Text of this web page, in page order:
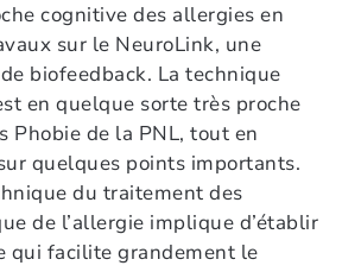
cognitive des allergies en
sur le NeuroLink, une
biofeedback. La technique
en quelque sorte très proche
Phobie de la PNL, tout en
quelques points importants.
du traitement des
de l’allergie implique d’établir
qui facilite grandement le